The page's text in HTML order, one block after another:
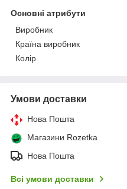
Основні атрибути
Виробник
Країна виробник
Колір
Умови доставки
Нова Пошта
Магазини Rozetka
Нова Пошта
Всі умови доставки